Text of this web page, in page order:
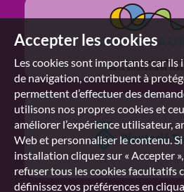
Accepter les cookies
Les cookies sont importants car ils
de navigation, contribuent à
permettent d’effectuer des
utilisons nos propres cookies et
améliorer l’expérience utilisateur,
Web et personnaliser le contenu.
installation cliquez sur « Accepter
refuser tous les cookies facultatifs
définissez vos préférences en